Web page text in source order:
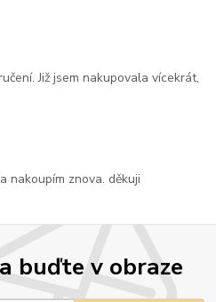
buďte v obraze
Již jsem nakupovala vícekrát,
nakoupím znova. děkuji